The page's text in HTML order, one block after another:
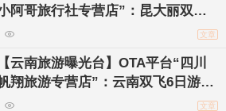
阿哥旅行社专营店”：昆大丽双飞6
日游只要1280元？标明2个购物点！文章
【云南旅游曝光台】OTA平台“四川
翔旅游专营店”：云南双飞6日游只
要1680元？需谨慎！
文章